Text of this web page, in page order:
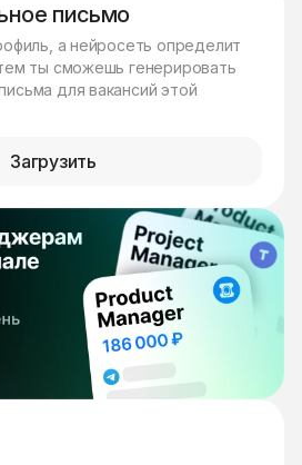
письмо
а нейросеть определит
ты сможешь генерировать
для вакансий этой
Загрузить